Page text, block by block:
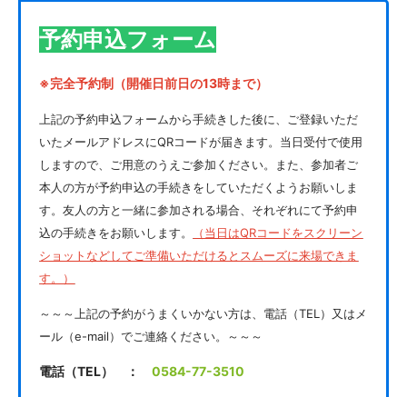
予約申込フォーム
※完全予約制（開催日前日の13時まで）
上記の予約申込フォームから手続きした後に、ご登録いただ
いたメールアドレスにQRコードが届きます。当日受付で使用
しますので、ご用意のうえご参加ください。また、参加者ご
本人の方が予約申込の手続きをしていただくようお願いしま
す。友人の方と一緒に参加される場合、それぞれにて予約申
込の手続きをお願いします。
（当日はQRコードをスクリーン
ショットなどしてご準備いただけるとスムーズに来場できま
す。）
～～～上記の予約がうまくいかない方は、電話（TEL）又はメ
ール（e-mail）でご連絡ください。～～～
電話（TEL） ：0584-77-3510